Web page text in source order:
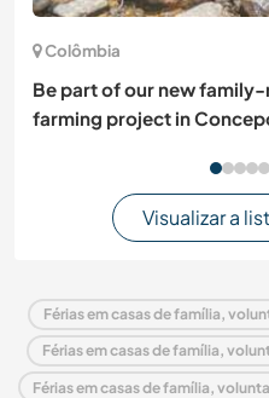
Colômbia
Be part of our new
farming project in
Visualizar a
Férias em casas de família,
Férias em casas de família,
Férias em casas de família,